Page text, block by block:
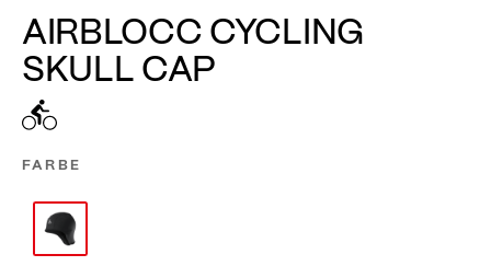
AIRBLOCC CYCLING
SKULL CAP
FARBE